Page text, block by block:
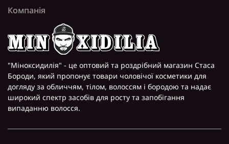
Компанія
"Міноксидилія" - це оптовий та роздрібний магазин Стаса
Бороди, який пропонує товари чоловічої косметики для
догляду за обличчям, тілом, волоссям і бородою та надає
широкий спектр засобів для росту та запобігання
випаданню волосся.